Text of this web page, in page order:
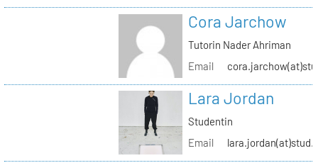
Cora Jarchow
Tutorin Nader Ahriman
Email
Lara Jordan
Studentin
Email